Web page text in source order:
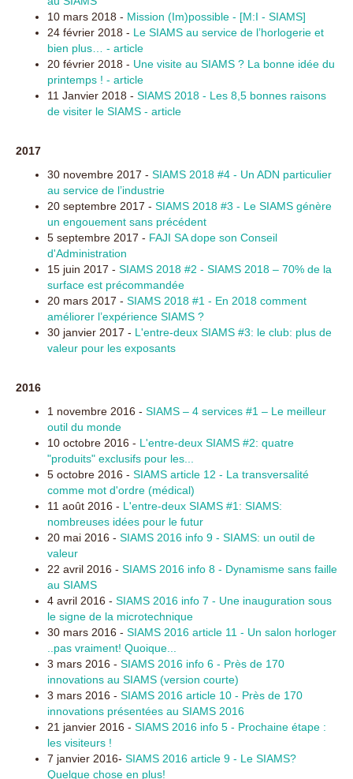
10 mars 2018 - Mission (Im)possible - [M:I - SIAMS]
24 février 2018 - Le SIAMS au service de l’horlogerie et
bien plus… - article
20 février 2018 - Une visite au SIAMS ? La bonne idée du
printemps ! - article
11 Janvier 2018 - SIAMS 2018 - Les 8,5 bonnes raisons
de visiter le SIAMS - article
2017
30 novembre 2017 - SIAMS 2018 #4 - Un ADN particulier
au service de l’industrie
20 septembre 2017 - SIAMS 2018 #3 - Le SIAMS génère
un engouement sans précédent
5 septembre 2017 - FAJI SA dope son Conseil
d'Administration
15 juin 2017 - SIAMS 2018 #2 - SIAMS 2018 – 70% de la
surface est précommandée
20 mars 2017 - SIAMS 2018 #1 - En 2018 comment
améliorer l’expérience SIAMS ?
30 janvier 2017 - L'entre-deux SIAMS #3: le club: plus de
valeur pour les exposants
2016
1 novembre 2016 - SIAMS – 4 services #1 – Le meilleur
outil du monde
10 octobre 2016 - L'entre-deux SIAMS #2: quatre
"produits" exclusifs pour les...
5 octobre 2016 - SIAMS article 12 - La transversalité
comme mot d'ordre (médical)
11 août 2016 - L'entre-deux SIAMS #1: SIAMS:
nombreuses idées pour le futur
20 mai 2016 - SIAMS 2016 info 9 - SIAMS: un outil de
valeur
22 avril 2016 - SIAMS 2016 info 8 - Dynamisme sans faille
au SIAMS
4 avril 2016 - SIAMS 2016 info 7 - Une inauguration sous
le signe de la microtechnique
30 mars 2016 - SIAMS 2016 article 11 - Un salon horloger
..pas vraiment! Quoique...
3 mars 2016 - SIAMS 2016 info 6 - Près de 170
innovations au SIAMS (version courte)
3 mars 2016 - SIAMS 2016 article 10 - Près de 170
innovations présentées au SIAMS 2016
21 janvier 2016 - SIAMS 2016 info 5 - Prochaine étape :
les visiteurs !
7 janvier 2016- SIAMS 2016 article 9 - Le SIAMS?
Quelque chose en plus!